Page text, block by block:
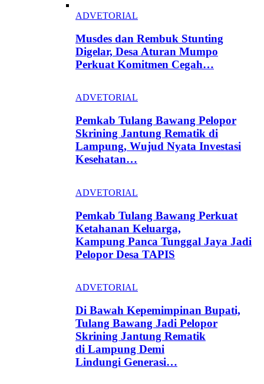
ADVETORIAL
Musdes dan Rembuk Stunting
Digelar, Desa Aturan Mumpo
Perkuat Komitmen Cegah…
ADVETORIAL
Pemkab Tulang Bawang Pelopor
Skrining Jantung Rematik di
Lampung, Wujud Nyata Investasi
Kesehatan…
ADVETORIAL
Pemkab Tulang Bawang Perkuat
Ketahanan Keluarga,
Kampung Panca Tunggal Jaya Jadi
Pelopor Desa TAPIS
ADVETORIAL
Di Bawah Kepemimpinan Bupati,
Tulang Bawang Jadi Pelopor
Skrining Jantung Rematik
di Lampung Demi
Lindungi Generasi…